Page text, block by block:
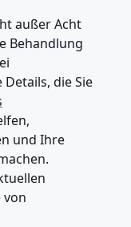
außer Acht
Behandlung
die Sie
und Ihre
von